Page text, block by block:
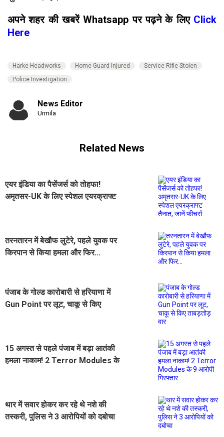
अपने शहर की खबरें Whatsapp पर पढ़ने के लिए Click
Here
Harke Headworks Home Guard Injured
Service Rifle Stolen
Police Investigation
News Editor
Urmila
Related News
एयर इंडिया का पैसेंजर्स को तोहफा!
अमृतसर-UK के लिए स्पेशल एयरक्राफ्ट
तरनतारन में बेखौफ लुटेरे, पहले युवक पर
किरपान से किया हमला और फिर...
पंजाब के गोल्ड कारोबारी से हरियाणा में
Gun Point पर लूट, चाकू से किए
15 अगस्त से पहले पंजाब में बड़ा आतंकी
हमला नाकाम! 2 Terror Modules के
थार में सवार होकर कर रहे थे नशे की
तस्करी, पुलिस ने 3 आरोपियों को दबोचा